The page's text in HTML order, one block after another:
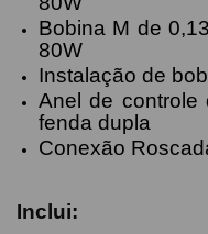
Bobina M de
80W
Instalação de
Anel de controle
fenda dupla
Conexão
Inclui: